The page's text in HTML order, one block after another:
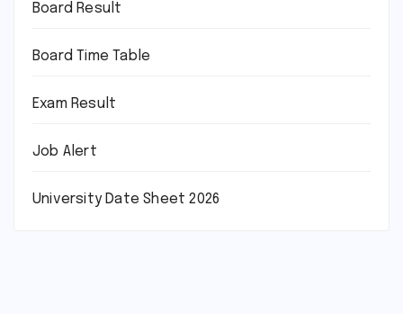
Board Result
Board Time Table
Exam Result
Job Alert
University Date Sheet 2026